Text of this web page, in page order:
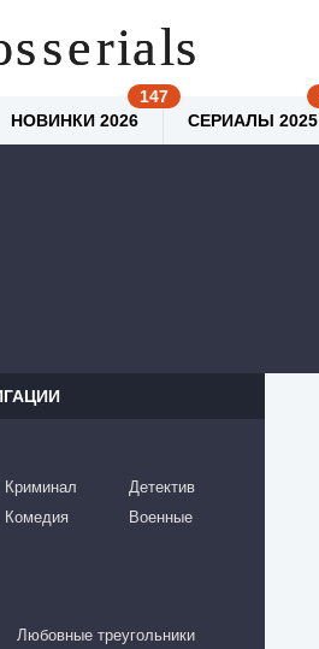
Криминал
Комедия
Детектив
Военные
Любовные треугольники
НОВИНКИ 2026 СЕРИАЛЫ 2025